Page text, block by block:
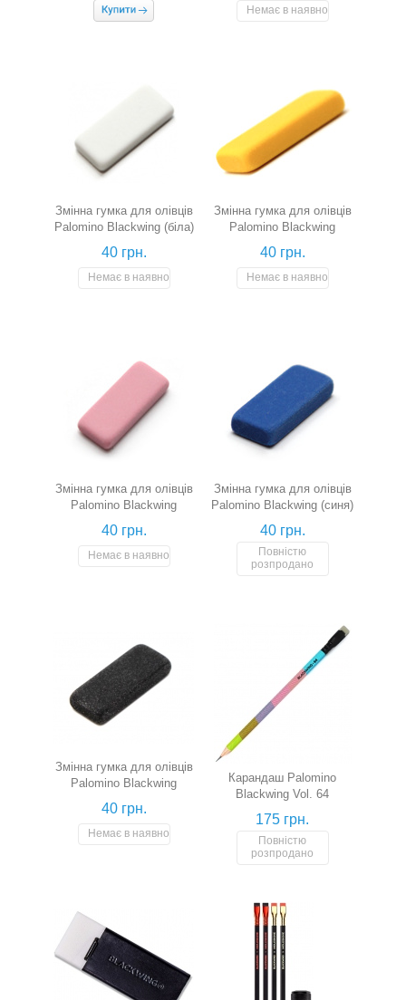
Немає в наявності
Змінна гумка для олівців
Palomino Blackwing (біла)
40 грн.
Немає в наявності
Змінна гумка для олівців
Palomino Blackwing
(жовта)
40 грн.
Немає в наявності
Змінна гумка для олівців
Palomino Blackwing
(рожева)
40 грн.
Немає в наявності
Змінна гумка для олівців
Palomino Blackwing (синя)
40 грн.
Повністю
розпродано
Змінна гумка для олівців
Palomino Blackwing
(чорна)
40 грн.
Немає в наявності
Карандаш Palomino
Blackwing Vol. 64
175 грн.
Повністю
розпродано